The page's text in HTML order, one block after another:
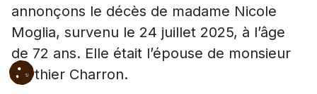
annonçons le décès de madame Nicole
Moglia, survenu le 24 juillet 2025, à l’âge
de 72 ans. Elle était l’épouse de monsieur
Berthier Charron.